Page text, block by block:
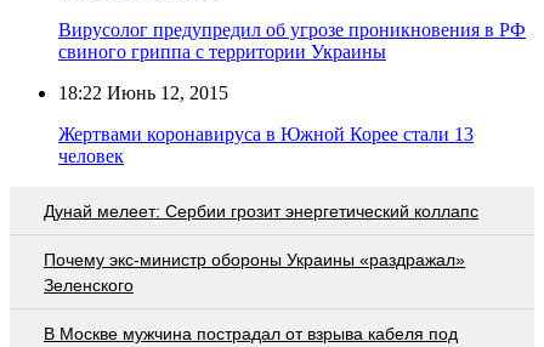
Вирусолог предупредил об угрозе проникновения в РФ
свиного гриппа с территории Украины
18:22 Июнь 12, 2015
Жертвами коронавируса в Южной Корее стали 13
человек
Дунай мелеет: Сербии грозит энергетический коллапс
Почему экс-министр обороны Украины «раздражал»
Зеленского
В Москве мужчина пострадал от взрыва кабеля под